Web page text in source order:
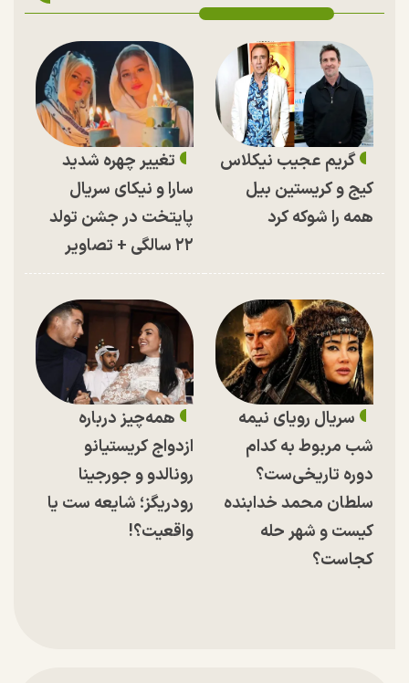
گریم عجیب نیکلاس
کیج و کریستین بیل
همه را شوکه کرد
تغییر چهره شدید
سارا و نیکای سریال
پایتخت در جشن تولد
۲۲ سالگی + تصاویر
سریال رویای نیمه
شب مربوط به کدام
دوره تاریخی‌ست؟
سلطان محمد خدابنده
کیست و شهر حله
کجاست؟
همه‌چیز درباره
ازدواج کریستیانو
رونالدو و جورجینا
رودریگز؛ شایعه ست یا
واقعیت؟!